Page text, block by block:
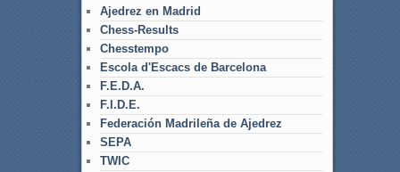
Ajedrez en Madrid
Chess-Results
Chesstempo
Escola d'Escacs de Barcelona
F.E.D.A.
F.I.D.E.
Federación Madrileña de Ajedrez
SEPA
TWIC